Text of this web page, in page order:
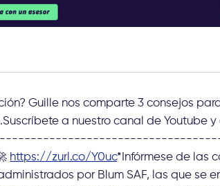
Guille nos comparte 3 consejos
a nuestro canal de Youtube
https://zurl.co/Y0uc*Infórmese de las
por Blum SAF, las que se